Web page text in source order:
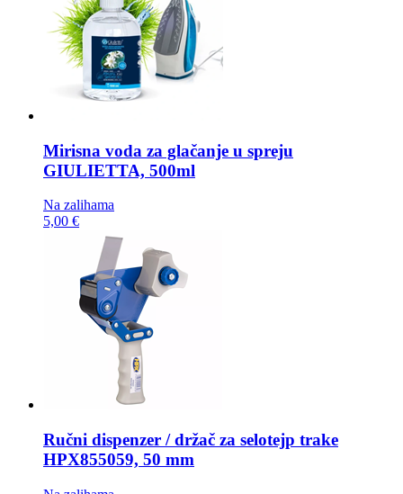
Mirisna voda za glačanje u spreju
GIULIETTA, 500ml
Na zalihama
5,00 €
Ručni dispenzer / držač za selotejp trake
HPX855059, 50 mm